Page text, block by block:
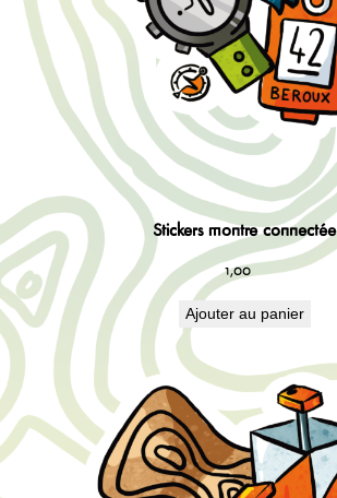
Stickers montre connectée
1,00
Ajouter au panier